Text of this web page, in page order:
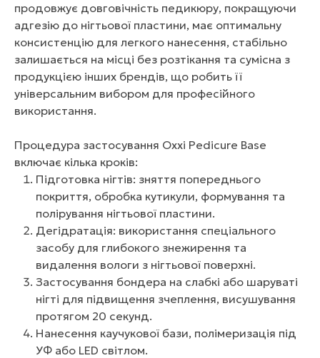
продовжує довговічність педикюру, покращуючи
адгезію до нігтьової пластини, має оптимальну
консистенцію для легкого нанесення, стабільно
залишається на місці без розтікання та сумісна з
продукцією інших брендів, що робить її
універсальним вибором для професійного
використання.
Процедура застосування Oxxi Pedicure Base
включає кілька кроків:
Підготовка нігтів: зняття попереднього
покриття, обробка кутикули, формування та
полірування нігтьової пластини.
Дегідратація: використання спеціального
засобу для глибокого знежирення та
видалення вологи з нігтьової поверхні.
Застосування бондера на слабкі або шаруваті
нігті для підвищення зчеплення, висушування
протягом 20 секунд.
Нанесення каучукової бази, полімеризація під
УФ або LED світлом.